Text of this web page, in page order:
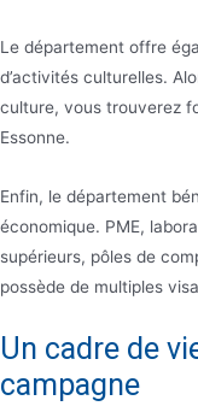
Le département offre
d’activités culturelles.
culture, vous trouverez
Essonne.
Enfin, le département
économique. PME,
supérieurs, pôles de
possède de multiples
Un cadre de
campagne